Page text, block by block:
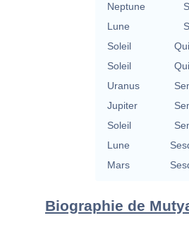
Neptune
Lune
Soleil
Soleil
Uranus
Jupiter
Soleil
Lune
Mars
Biographie de